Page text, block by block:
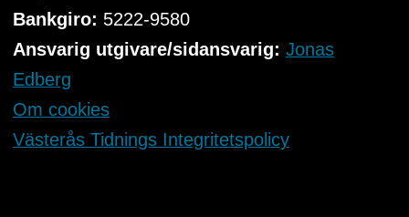
Bankgiro: 5222-9580
Ansvarig utgivare/sidansvarig: Jonas
Edberg
Om cookies
Västerås Tidnings Integritetspolicy